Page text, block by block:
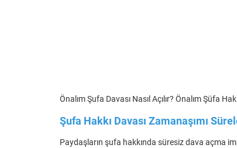
Önalım Şufa Davası Nasıl Açılır? Önalım Şüfa
Şufa Hakkı Davası Zamanaşımı
Paydaşların şufa hakkında süresiz dava açma